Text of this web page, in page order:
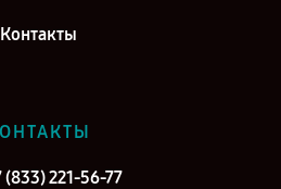
Контакты
(833) 221-56-77